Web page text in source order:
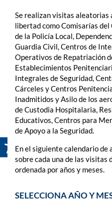
Se realizan visitas aleatorias
libertad como Comisarías
de la Policía Local,
Guardia Civil, Centros de
Operativos de Repatriación
Establecimientos
Integrales de Seguridad,
Cárceles y Centros
Inadmitidos y Asilo de los
de Custodia Hospitalaria,
Educativos, Centros para
de Apoyo a la Seguridad.
En el siguiente calendario
sobre cada una de las visitas
ordenada por años y meses.
SELECCIONA AÑO Y